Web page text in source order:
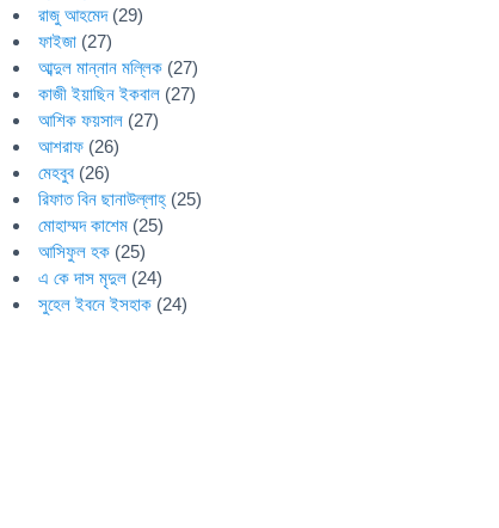
রাজু আহমেদ(29)
ফাইজা (27)
আব্দুল মান্নান মল্লিক (27)
কাজী ইয়াছিন ইকবাল (27)
আশিক ফয়সাল (27)
আশরাফ (26)
মেহবুব (26)
রিফাত বিন ছানাউল্লাহ্ (25)
মোহাম্মদ কাশেম (25)
আসিফুল হক (25)
এ কে দাস মৃদুল (24)
সুহেল ইবনে ইসহাক (24)